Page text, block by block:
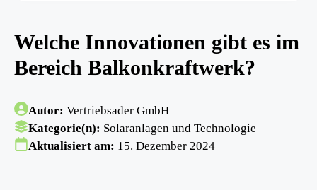
Welche Innovationen gibt es im
Bereich Balkonkraftwerk?
Autor: Vertriebsader GmbH
Kategorie(n): Solaranlagen und Technologie
Aktualisiert am: 15. Dezember 2024